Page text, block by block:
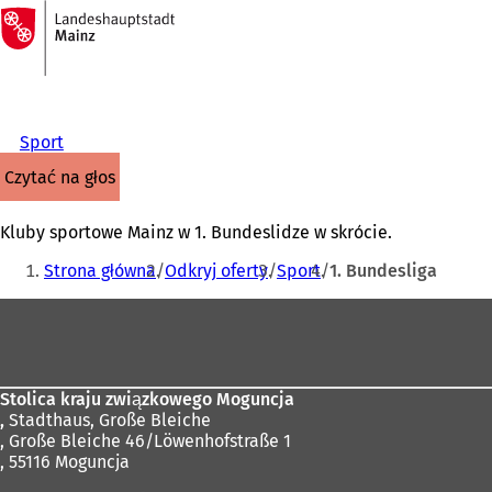
Przejdź do treści
Do
strony
głównej
Sport
czytać na głos
Kluby sportowe Mainz w 1. Bundeslidze w skrócie.
Jesteś
tutaj:
Strona główna Odkryj oferty Sport 1. Bundesliga
Stolica kraju związkowego Moguncja
, Stadthaus, Große Bleiche
, Große Bleiche 46/Löwenhofstraße 1
, 55116 Moguncja